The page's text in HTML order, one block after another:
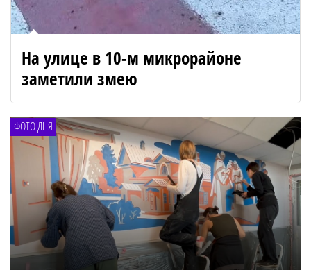
На улице в 10-м микрорайоне
заметили змею
ФОТО ДНЯ